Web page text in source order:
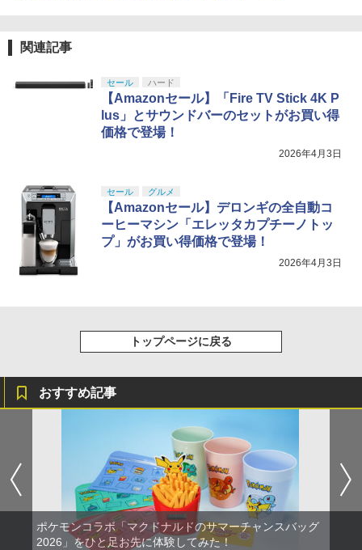
関連記事
セール ハード
【Amazonセール】「Fire TV Stick 4K P
lus」とサウンドバーのセットがお買い得
価格で登場！
2026年4月3日
セール グルメ
【Amazonセール】デロンギの全自動コ
ーヒーマシン「エレッタカプチーノトッ
プ」がお買い得価格で登場！
2026年4月3日
トップページに戻る
おすすめ記事
ポケモンコラボ「マクドナルドのサマーチャンスバッグ
2026」をひと足お先に体験してみた！